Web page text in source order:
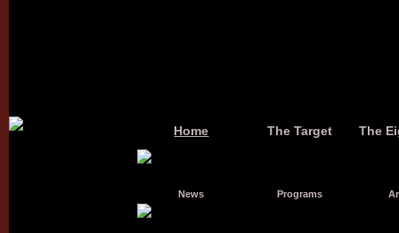
Home The Target The
News Programs